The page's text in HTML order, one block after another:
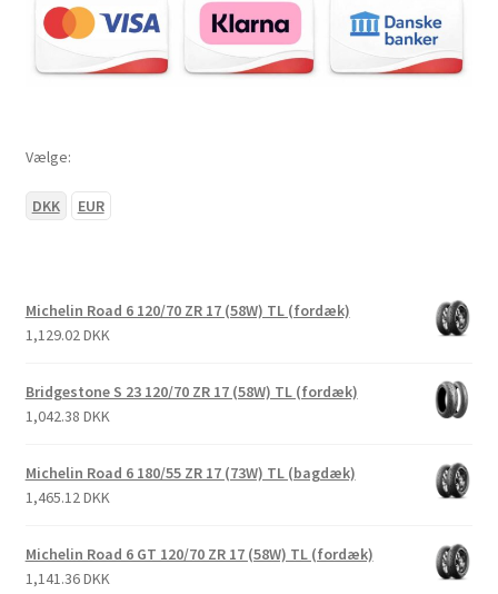
Vælge:
DKK EUR
Michelin Road 6 120/70 ZR 17 (58W) TL (fordæk)
1,129.02 DKK
Bridgestone S 23 120/70 ZR 17 (58W) TL (fordæk)
1,042.38 DKK
Michelin Road 6 180/55 ZR 17 (73W) TL (bagdæk)
1,465.12 DKK
Michelin Road 6 GT 120/70 ZR 17 (58W) TL (fordæk)
1,141.36 DKK